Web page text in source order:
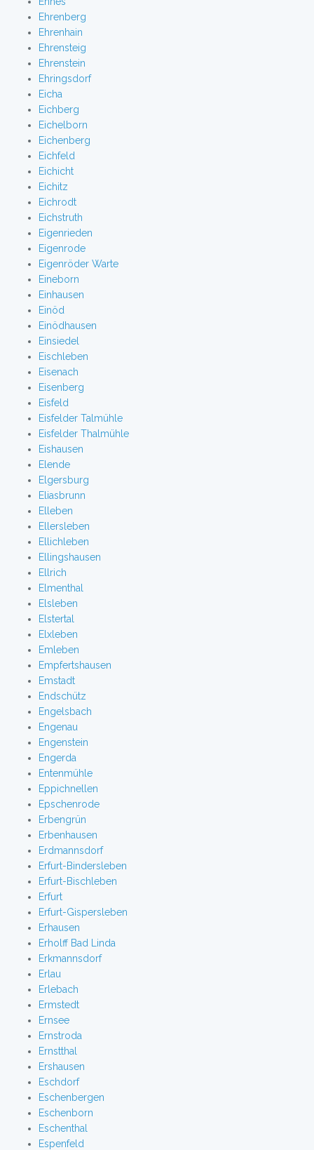
Ehrenberg
Ehrenhain
Ehrensteig
Ehrenstein
Ehringsdorf
Eicha
Eichberg
Eichelborn
Eichenberg
Eichfeld
Eichicht
Eichitz
Eichrodt
Eichstruth
Eigenrieden
Eigenrode
Eigenröder Warte
Eineborn
Einhausen
Einöd
Einödhausen
Einsiedel
Eischleben
Eisenach
Eisenberg
Eisfeld
Eisfelder Talmühle
Eisfelder Thalmühle
Eishausen
Elende
Elgersburg
Eliasbrunn
Elleben
Ellersleben
Ellichleben
Ellingshausen
Ellrich
Elmenthal
Elsleben
Elstertal
Elxleben
Emleben
Empfertshausen
Emstadt
Endschütz
Engelsbach
Engenau
Engenstein
Engerda
Entenmühle
Eppichnellen
Epschenrode
Erbengrün
Erbenhausen
Erdmannsdorf
Erfurt-Bindersleben
Erfurt-Bischleben
Erfurt
Erfurt-Gispersleben
Erhausen
Erholff Bad Linda
Erkmannsdorf
Erlau
Erlebach
Ermstedt
Ernsee
Ernstroda
Ernstthal
Ershausen
Eschdorf
Eschenbergen
Eschenborn
Eschenthal
Espenfeld